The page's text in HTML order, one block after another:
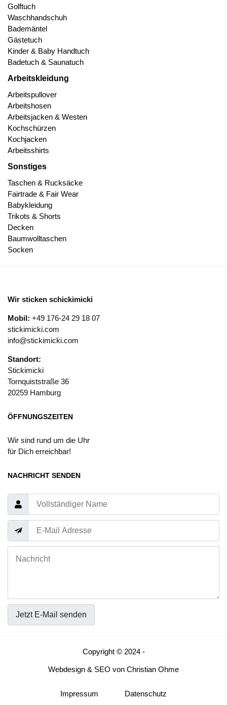
Golftuch
Waschhandschuh
Bademäntel
Gästetuch
Kinder & Baby Handtuch
Badetuch & Saunatuch
Arbeitskleidung
Arbeitspullover
Arbeitshosen
Arbeitsjacken & Westen
Kochschürzen
Kochjacken
Arbeitsshirts
Sonstiges
Taschen & Rucksäcke
Fairtrade & Fair Wear
Babykleidung
Trikots & Shorts
Decken
Baumwolltaschen
Socken
Wir sticken schickimicki
Mobil: +49 176-24 29 18 07
stickimicki.com
info@stickimicki.com
Standort:
Stickimicki
Tornquiststraße 36
20259 Hamburg
ÖFFNUNGSZEITEN
Wir sind rund um die Uhr
für Dich erreichbar!
NACHRICHT SENDEN
Jetzt E-Mail senden
Copyright © 2024 -
Webdesign & SEO von Christian Ohme
Impressum Datenschutz